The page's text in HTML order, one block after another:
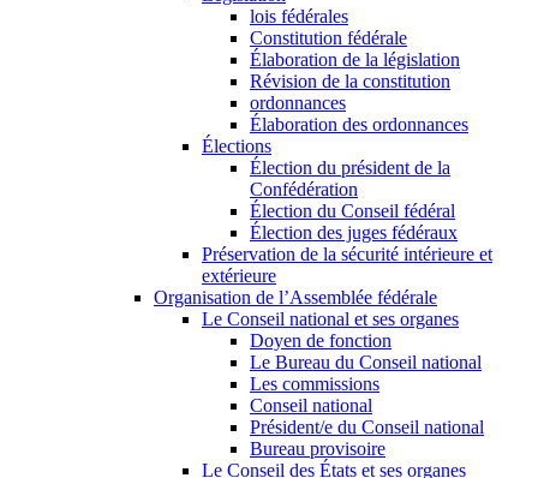
lois fédérales
Constitution fédérale
Élaboration de la législation
Révision de la constitution
ordonnances
Élaboration des ordonnances
Élections
Élection du président de la
Confédération
Élection du Conseil fédéral
Élection des juges fédéraux
Préservation de la sécurité intérieure et
extérieure
Organisation de l’Assemblée fédérale
Le Conseil national et ses organes
Doyen de fonction
Le Bureau du Conseil national
Les commissions
Conseil national
Président/e du Conseil national
Bureau provisoire
Le Conseil des États et ses organes